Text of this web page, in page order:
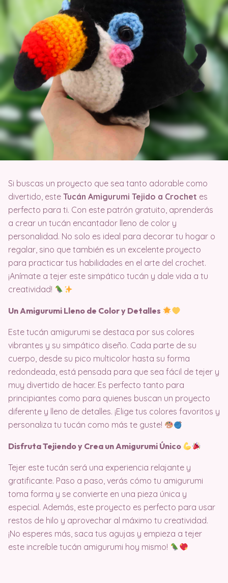
Si buscas un proyecto que sea tanto adorable como
divertido, este Tucán Amigurumi Tejido a Crochet es
perfecto para ti. Con este patrón gratuito, aprenderás
a crear un tucán encantador lleno de color y
personalidad. No solo es ideal para decorar tu hogar o
regalar, sino que también es un excelente proyecto
para practicar tus habilidades en el arte del crochet.
¡Anímate a tejer este simpático tucán y dale vida a tu
creatividad!
Un Amigurumi Lleno de Color y Detalles
Este tucán amigurumi se destaca por sus colores
vibrantes y su simpático diseño. Cada parte de su
cuerpo, desde su pico multicolor hasta su forma
redondeada, está pensada para que sea fácil de tejer y
muy divertido de hacer. Es perfecto tanto para
principiantes como para quienes buscan un proyecto
diferente y lleno de detalles. ¡Elige tus colores favoritos y
personaliza tu tucán como más te guste!
Disfruta Tejiendo y Crea un Amigurumi Único
Tejer este tucán será una experiencia relajante y
gratificante. Paso a paso, verás cómo tu amigurumi
toma forma y se convierte en una pieza única y
especial. Además, este proyecto es perfecto para usar
restos de hilo y aprovechar al máximo tu creatividad.
¡No esperes más, saca tus agujas y empieza a tejer
este increíble tucán amigurumi hoy mismo!